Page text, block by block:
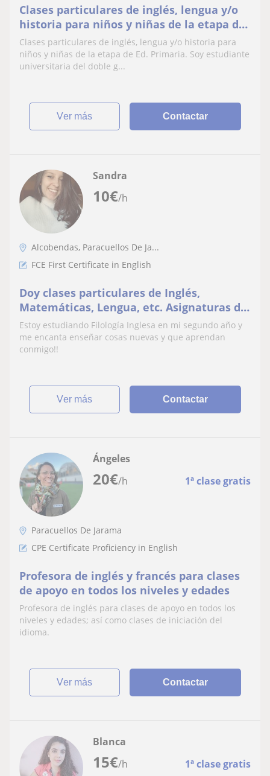
Clases particulares de inglés, lengua y/o
historia para niños y niñas de la etapa de
Ed. Primaria. Soy estudiante universitaria
del doble grado de Ed. Infantil y Ed.
Primaria y tengo experiencia dando apoyo
Clases particulares de inglés, lengua y/o historia para
niños y niñas de la etapa de Ed. Primaria. Soy estudiante
universitaria del doble g...
ver más Contactar
10€/h
Sandra
Alcobendas, Paracuellos De Ja...
FCE First Certificate in English
Doy clases particulares de Inglés,
Matemáticas, Lengua, etc. Asignaturas de
la E.S.O excepto Física y Química y
Biología
Estoy estudiando Filología Inglesa en mi segundo año y
me encanta enseñar cosas nuevas y que aprendan
conmigo!!
ver más Contactar
20€/h 1ª clase gratis
Ángeles
Paracuellos De Jarama
CPE Certificate Proficiency in English
Profesora de inglés y francés para clases
de apoyo en todos los niveles y edades
Profesora de inglés para clases de apoyo en todos los
niveles y edades; así como clases de iniciación del
idioma.
ver más Contactar
15€/h 1ª clase gratis
Blanca